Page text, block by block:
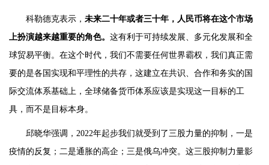
科勒德克表示， 未来二十年或者三十年，人民币将在这个市场
上扮演越来越重要的角色。 这有利于可持续发展、多元化发展和全
球贸易平衡。在这个时代，我们不需要任何世界霸权，我们真正需
要的是各国实现和平理性的共存，这建立在共识、合作和务实的国
际交流体系基础上，全球储备货币体系应该是实现这一目标的工
具，而不是目标本身。
邱晓华强调，2022年起步我们就受到了三股力量的抑制，一是
疫情的反复；二是通胀的高企；三是俄乌冲突。这三股抑制力量影